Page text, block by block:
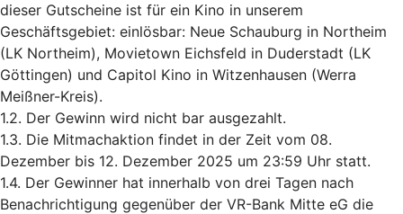
dieser Gutscheine ist für ein Kino in unserem
Geschäftsgebiet: einlösbar: Neue Schauburg in Northeim
(LK Northeim), Movietown Eichsfeld in Duderstadt (LK
Göttingen) und Capitol Kino in Witzenhausen (Werra
Meißner-Kreis).
1.2. Der Gewinn wird nicht bar ausgezahlt.
1.3. Die Mitmachaktion findet in der Zeit vom 08.
Dezember bis 12. Dezember 2025 um 23:59 Uhr statt.
1.4. Der Gewinner hat innerhalb von drei Tagen nach
Benachrichtigung gegenüber der VR-Bank Mitte eG die